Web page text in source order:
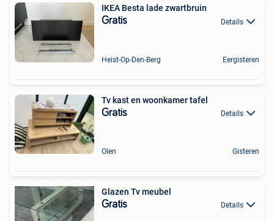
IKEA Besta lade zwartbruin
Gratis Details
Heist-Op-Den-Berg Eergisteren
Tv kast en woonkamer tafel
Gratis Details
Olen Gisteren
Glazen Tv meubel
Gratis Details